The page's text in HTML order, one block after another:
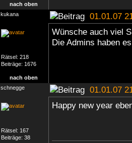
nach oben
kukana
01.01.07
Rätsel: 218
Beiträge: 1676
Wünsche auch viel
Die Admins haben
nach oben
schnegge
01.01.07
Rätsel: 167
Beiträge: 38
Happy new year